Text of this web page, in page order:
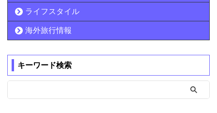
ライフスタイル
海外旅行情報
キーワード検索